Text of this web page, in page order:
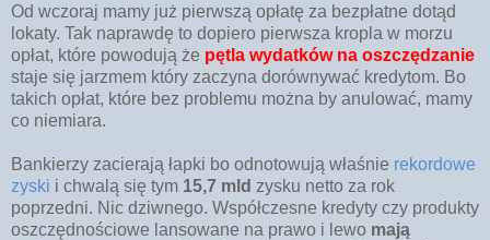
Od wczoraj mamy już pierwszą opłatę za bezpłatne dotąd
lokaty. Tak naprawdę to dopiero pierwsza kropla w morzu
opłat, które powodują że pętla wydatków na oszczędzanie
staje się jarzmem który zaczyna dorównywać kredytom. Bo
takich opłat, które bez problemu można by anulować, mamy
co niemiara.
Bankierzy zacierają łapki bo odnotowują właśnie rekordowe
zyski i chwalą się tym 15,7 mld zysku netto za rok
poprzedni. Nic dziwnego. Współczesne kredyty czy produkty
oszczędnościowe lansowane na prawo i lewo mają